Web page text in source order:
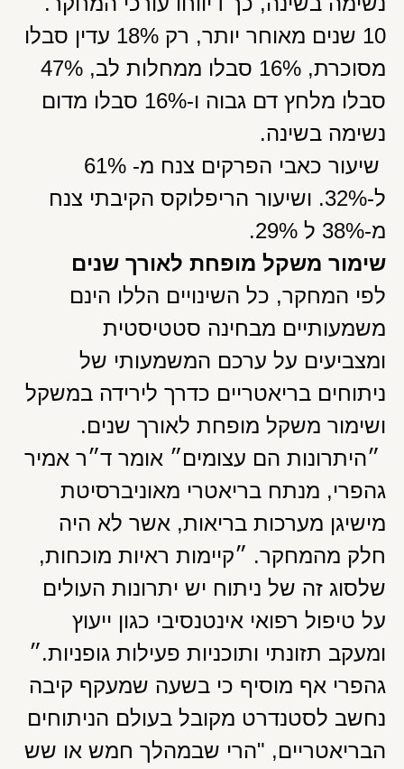
10 שנים מאוחר יותר, רק 18% עדין סבלו
מסוכרת, 16% סבלו ממחלות לב, 47%
סבלו מלחץ דם גבוה ו-16% סבלו מדום
נשימה בשינה.
שיעור כאבי הפרקים צנח מ- 61%
ל-32%. ושיעור הריפלוקס הקיבתי צנח
מ-38% ל 29%.
שימור משקל מופחת לאורך שנים
לפי המחקר, כל השינויים הללו הינם
משמעותיים מבחינה סטטיסטית
ומצביעים על ערכם המשמעותי של
ניתוחים בריאטריים כדרך לירידה במשקל
ושימור משקל מופחת לאורך שנים.
״היתרונות הם עצומים״ אומר ד״ר אמיר
גהפרי, מנתח בריאטרי מאוניברסיטת
מישיגן מערכות בריאות, אשר לא היה
חלק מהמחקר. ״קיימות ראיות מוכחות,
שלסוג זה של ניתוח יש יתרונות העולים
על טיפול רפואי אינטנסיבי כגון ייעוץ
ומעקב תזונתי ותוכניות פעילות גופניות.״
גהפרי אף מוסיף כי בשעה שמעקף קיבה
נחשב לסטנדרט מקובל בעולם הניתוחים
הבריאטריים, "הרי שבמהלך חמש או שש